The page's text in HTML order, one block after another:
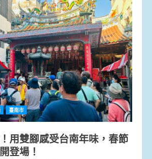
臺南市
用雙腳感受台南年味，春節
登場！